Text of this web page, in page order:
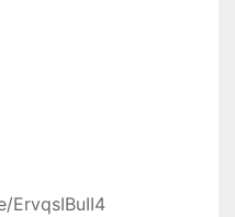
ErvqsIBuII4